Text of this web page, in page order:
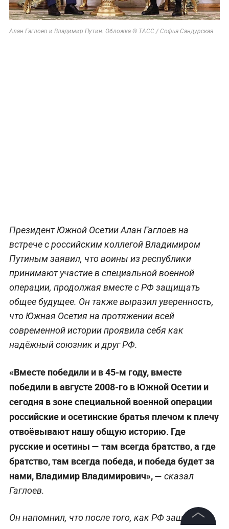
Алан Гаглоев и Владимир Путин. Обложка © ТАСС / Софья Сандурская
Президент Южной Осетии Алан Гаглоев на
встрече с российским коллегой Владимиром
Путиным заявил, что воины из республики
принимают участие в специальной военной
операции, продолжая вместе с РФ защищать
общее будущее. Он также выразил уверенность,
что Южная Осетия на протяжении всей
современной истории проявила себя как
надёжный союзник и друг РФ.
«Вместе победили и в 45-м году, вместе
победили в августе 2008-го в Южной Осетии и
сегодня в зоне специальной военной операции
российские и осетинские братья плечом к плечу
отвоёвывают нашу общую историю. Где
русские и осетины — там всегда братство, а где
братство, там всегда победа, и победа будет за
нами, Владимир Владимирович», — сказал
Гаглоев.
Он напомнил, что после того, как РФ защитила